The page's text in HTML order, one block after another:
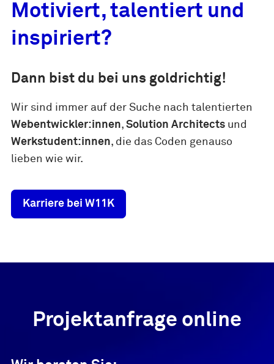
Motiviert, talentiert und
inspiriert?
Dann bist du bei uns goldrichtig!
Wir sind immer auf der Suche nach talentierten
Webentwickler:innen, Solution Architects und
Werkstudent:innen, die das Coden genauso
lieben wie wir.
Karriere bei W11K
Projektanfrage online